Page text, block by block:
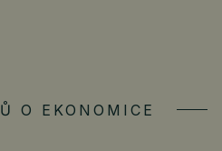
O EKONOMICE